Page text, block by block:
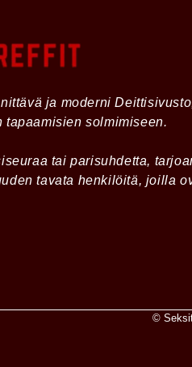
ja moderni
tapaamisien solmimiseen.
tai parisuhdetta,
tavata henkilöitä, joilla
©